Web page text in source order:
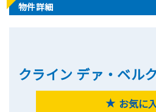
物件詳細
クライン デァ・ベル
お気に